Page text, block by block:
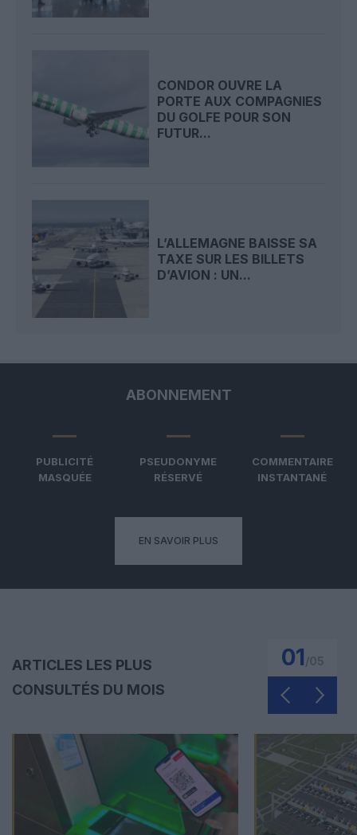
CONDOR OUVRE LA
PORTE AUX COMPAGNIES
DU GOLFE POUR SON
FUTUR...
L’ALLEMAGNE BAISSE SA
TAXE SUR LES BILLETS
D’AVION : UN...
ABONNEMENT
PUBLICITÉ
MASQUÉE
PSEUDONYME
RÉSERVÉ
COMMENTAIRE
INSTANTANÉ
EN SAVOIR PLUS
ARTICLES LES PLUS
CONSULTÉS DU MOIS
01